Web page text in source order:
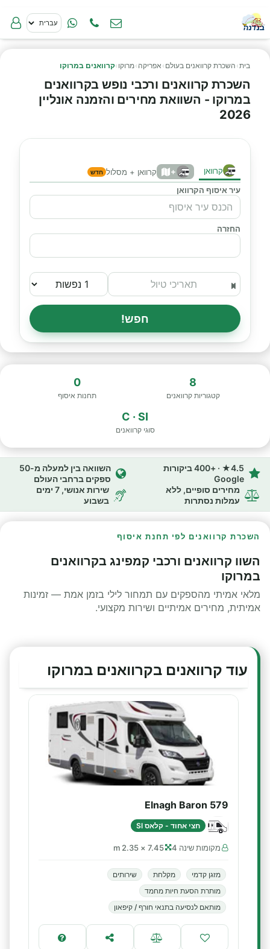
בית› השכרת קרוואנים בעולם › אפריקה ›מרוקו ›קרוואנים במרוקו
השכרת קרוואנים ורכבי נופש בקרוואנים
במרוקו - השוואת מחירים והזמנה אונליין
2026
קרוואן + קרוואן + מסלול חדש
עיר איסוף הקרוואן
החזרה
חפש!
8
קטגוריות קרוואנים
0
תחנות איסוף
C · SI
סוגי קרוואנים
4.5★ · +400 ביקורות
Google
השוואה בין למעלה מ-50
ספקים ברחבי העולם
מחירים סופיים, ללא
עמלות נסתרות
שירות אנושי, 7 ימים
בשבוע
השכרת קרוואנים לפי תחנת איסוף
השוו קרוואנים ורכבי קמפינג בקרוואנים
במרוקו
מלאי אמיתי מהספקים עם תמחור לילי בזמן אמת — זמינות
אמיתית, מחירים אמיתיים ושירות מקצועי.
עוד קרוואנים בקרוואנים במרוקו
Elnagh Baron 579
חצי אחוד - קלאס SI
מקומות שינה 4 7.45 × 2.35 m
מזגן קדמי מקלחת
שירותים
מותרת הסעת חיות מחמד
מותאם לנסיעה בתנאי חורף / קיפאון